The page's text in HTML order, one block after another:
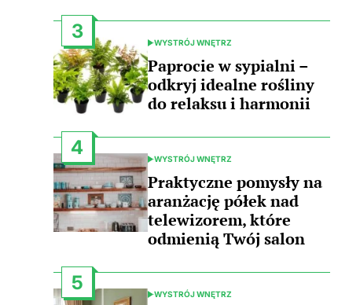
3
POSTED
IN
WYSTRÓJ WNĘTRZ
Paprocie w sypialni –
odkryj idealne rośliny
do relaksu i harmonii
4
POSTED
IN
WYSTRÓJ WNĘTRZ
Praktyczne pomysły na
aranżację półek nad
telewizorem, które
odmienią Twój salon
5
POSTED
WYSTRÓJ WNĘTRZ